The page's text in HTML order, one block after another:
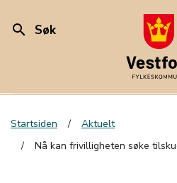
search Søk
Startsiden
Aktuelt
Nå kan frivilligheten søke